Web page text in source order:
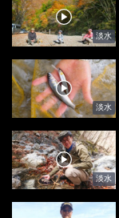
淡水
淡水
淡水